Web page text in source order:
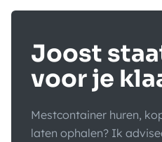
Joost
voor je
Mestcontainer huren,
laten ophalen? Ik